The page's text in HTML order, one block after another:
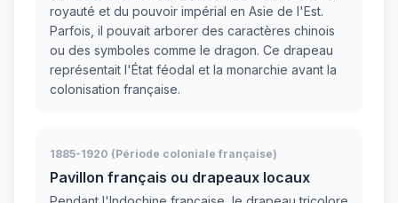
royauté et du pouvoir impérial en Asie de l'Est.
Parfois, il pouvait arborer des caractères chinois
ou des symboles comme le dragon. Ce drapeau
représentait l'État féodal et la monarchie avant la
colonisation française.
1885-1920 (Période coloniale française)
Pavillon français ou drapeaux locaux